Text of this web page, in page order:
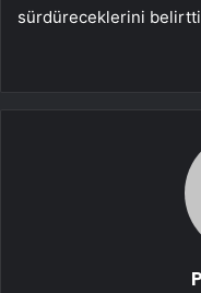
sürdüreceklerini